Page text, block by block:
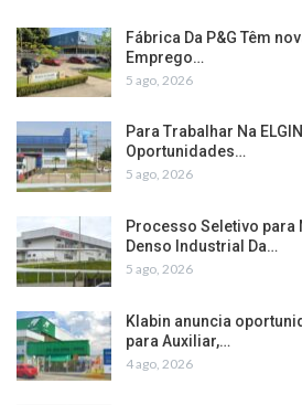
Fábrica Da P&G Têm
Emprego…
5 ago, 2026
Para Trabalhar Na
Oportunidades…
5 ago, 2026
Processo Seletivo para
Denso Industrial Da…
5 ago, 2026
Klabin anuncia
para Auxiliar,…
4 ago, 2026